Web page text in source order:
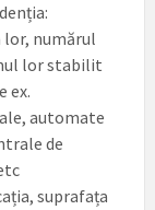
lor, numărul
lor stabilit
ex.
automate
de
suprafața